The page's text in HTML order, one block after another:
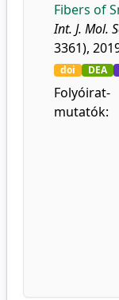
Fibers of
Int. J. Mol.
3361),
doi DEA
Folyóirat-
mutatók: